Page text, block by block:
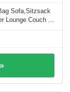
Sofa,Sitzsack
Lounge Couch ...